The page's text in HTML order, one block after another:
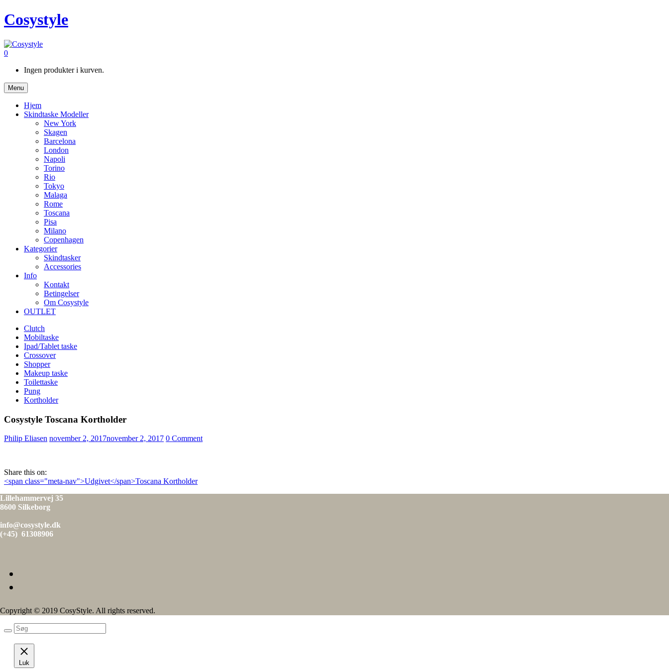
Cosystyle
0
Ingen produkter i kurven.
Menu
Hjem
Skindtaske Modeller
New York
Skagen
Barcelona
London
Napoli
Torino
Rio
Tokyo
Malaga
Rome
Toscana
Pisa
Milano
Copenhagen
Kategorier
Skindtasker
Accessories
Info
Kontakt
Betingelser
Om Cosystyle
OUTLET
Clutch
Mobiltaske
Ipad/Tablet taske
Crossover
Shopper
Makeup taske
Toilettaske
Pung
Kortholder
Cosystyle Toscana Kortholder
Philip Eliasen Udgivet
november 2, 2017november 2, 2017 0 Comment
Share this on:
Indlæg
navigation
<span class="meta-nav">Udgivet</span>Toscana Kortholder
Lillehammervej 35
8600 Silkeborg
info@cosystyle.dk
(+45) 61308906
Copyright © 2019 CosyStyle. All rights reserved.
Luk